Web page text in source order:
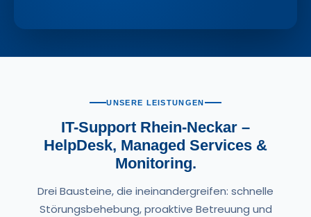
UNSERE LEISTUNGEN
IT-Support Rhein-Neckar –
HelpDesk, Managed Services &
Monitoring.
Drei Bausteine, die ineinandergreifen: schnelle
Störungsbehebung, proaktive Betreuung und